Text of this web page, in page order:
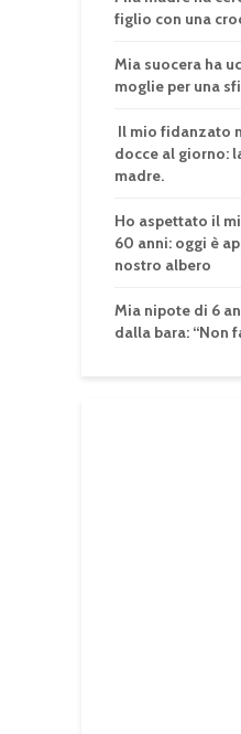
figlio con una
Mia suocera ha
moglie per una
Il mio fidanzato
docce al giorno:
madre.
Ho aspettato il
60 anni: oggi è
nostro albero
Mia nipote di 6
dalla bara: “Non